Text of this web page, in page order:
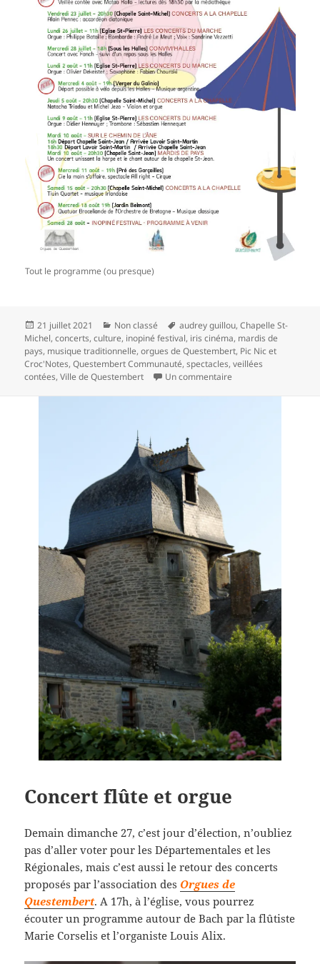
Tout le programme (ou presque)
Publié
le
21 juillet 2021 Catégories
Non classé
Mots-
clés
audrey guillou,Chapelle St-
Michel,concerts,culture, inopiné festival, iris cinéma, mardis de
pays, musique traditionnelle,orgues de Questembert, Pic Nic et
Croc'Notes,Questembert Communauté,spectacles,veillées
contées,Ville de Questembert Un commentaire
Concert flûte et orgue
Demain dimanche 27, c’est jour d’élection, n’oubliez
pas d’aller voter pour les Départementales et les
Régionales, mais c’est aussi le retour des concerts
proposés par l’association des Orgues de
Questembert. A 17h, à l’église, vous pourrez
écouter un programme autour de Bach par la flûtiste
Marie Corselis et l’organiste Louis Alix.